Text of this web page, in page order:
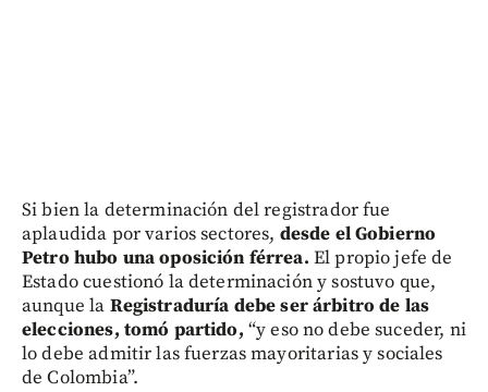
Si bien la determinación del registrador fue
aplaudida por varios sectores, desde el Gobierno
Petro hubo una oposición férrea. El propio jefe de
Estado cuestionó la determinación y sostuvo que,
aunque la Registraduría debe ser árbitro de las
elecciones, tomó partido, “y eso no debe suceder, ni
lo debe admitir las fuerzas mayoritarias y sociales
de Colombia”.